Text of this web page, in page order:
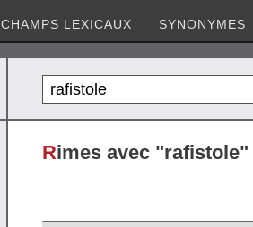
CHAMPS LEXICAUX SYNONYMES
Rimes avec "rafistole"